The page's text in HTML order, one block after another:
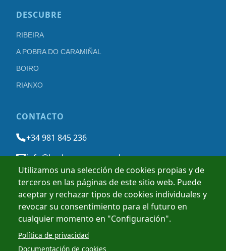
Utilizamos una selección de cookies propias y de
terceros en las páginas de este sitio web. Puede
aceptar y rechazar tipos de cookies individuales y
revocar su consentimiento para el futuro en
cualquier momento en "Configuración".
Política de privacidad
Documentación de cookies
DESCUBRE
RIBEIRA
A POBRA DO CARAMIÑAL
BOIRO
RIANXO
CONTACTO
+34 981 845 236
info@barbanzarousa.gal
AVISO LEGAL POLÍTICA DE PRIVACIDAD POLÍTICA DE COOKIES